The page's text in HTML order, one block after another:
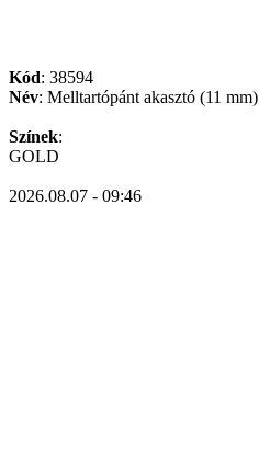
Kód: 38594
Név: Melltartópánt akasztó (11 mm)
Színek:
GOLD
2026.08.07 - 09:46